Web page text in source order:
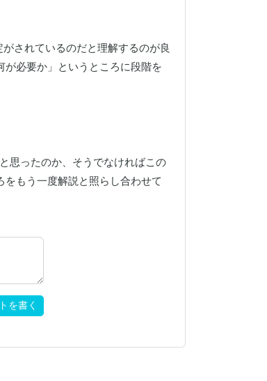
れているのだと理解するのが良
必要か」というところに段階を
ったのか、そうでなければこの
もう一度解説と照らし合わせて
を書く